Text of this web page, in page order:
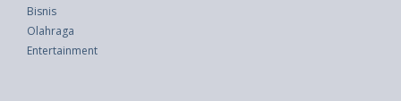
Bisnis
Olahraga
Entertainment